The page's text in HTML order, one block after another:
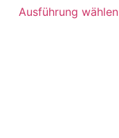
Ausführung wählen